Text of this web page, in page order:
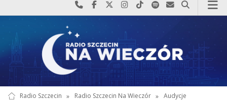
Najlepiej po prostu do nas zadzwoń
Odwiedź nas na Facebook-u
Odwiedź nas na X
Odwiedź nas na Instagram-ie
Odwiedź nas na TikTok-u
Szukaj nas na Spotify
Wyślij do nas
Szukaj
Radio Szczecin » Radio Szczecin Na Wieczór » Audycje